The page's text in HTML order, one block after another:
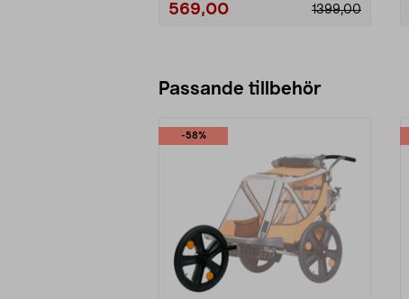
569,00 1399,00
Passande tillbehör
-58%